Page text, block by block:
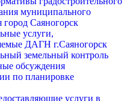
муниципального
город Саяногорск
услуги,
ДАГН г.Саяногорск
земельный контроль
обсуждения
по планировке
услуги в